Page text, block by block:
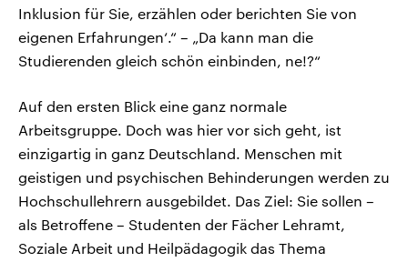
Inklusion für Sie, erzählen oder berichten Sie von
eigenen Erfahrungen‘.“ – „Da kann man die
Studierenden gleich schön einbinden, ne!?“
Auf den ersten Blick eine ganz normale
Arbeitsgruppe. Doch was hier vor sich geht, ist
einzigartig in ganz Deutschland. Menschen mit
geistigen und psychischen Behinderungen werden zu
Hochschullehrern ausgebildet. Das Ziel: Sie sollen –
als Betroffene – Studenten der Fächer Lehramt,
Soziale Arbeit und Heilpädagogik das Thema